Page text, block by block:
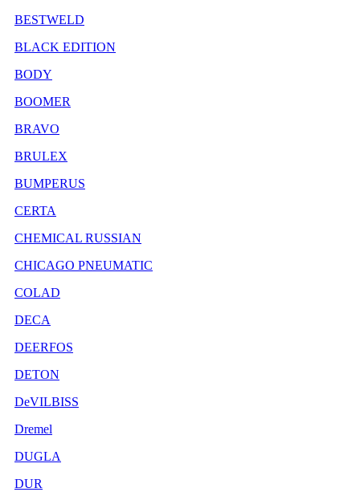
BESTWELD
BLACK EDITION
BODY
BOOMER
BRAVO
BRULEX
BUMPERUS
CERTA
CHEMICAL RUSSIAN
CHICAGO PNEUMATIC
COLAD
DECA
DEERFOS
DETON
DeVILBISS
Dremel
DUGLA
DUR